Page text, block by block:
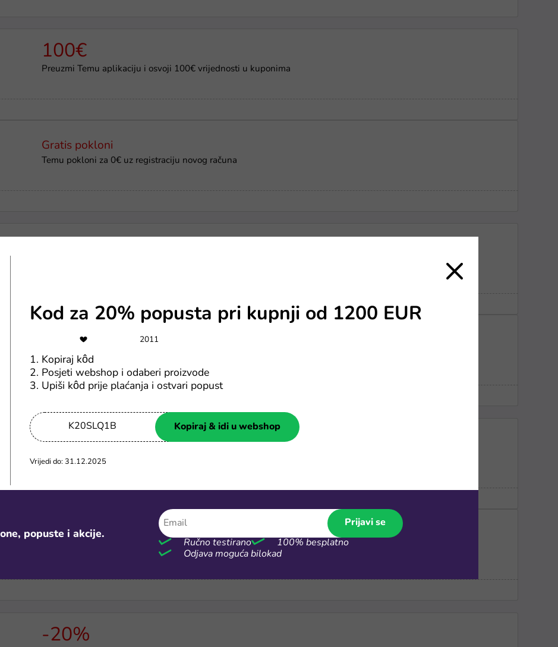
100€
Preuzmi Temu aplikaciju i osvoji 100€ vrijednosti u kuponima
Gratis pokloni
Temu pokloni za 0€ uz registraciju novog računa
-20%
Zebra.hr kupon za 20% na proizvode iz svake kategorije
-5%
Kupaona Rea kod za 5% popusta na sve
-10%
Kod za 10% popusta na sve za sigurnost doma i kamere
-20%
Kod za 20% popusta pri kupnji od 1200 EUR
2011
1. Kopiraj kôd
2. Posjeti webshop i odaberi proizvode
3. Upiši kôd prije plaćanja i ostvari popust
K20SLQ1B Kopiraj & idi u webshop
Vrijedi do: 31.12.2025
popuste i akcije.
Prijavi se
Ručno testirano
100% besplatno
Odjava moguća bilokad